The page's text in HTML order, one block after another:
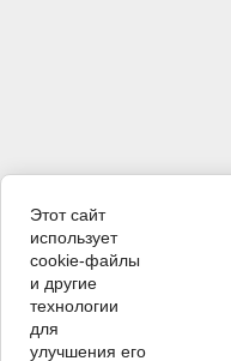
Этот сайт
использует
cookie-файлы
и другие
технологии
для
улучшения его